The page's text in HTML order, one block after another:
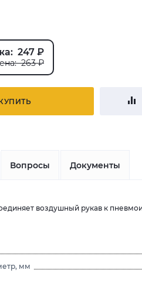
247 ₽
263 ₽
Вопросы Документы
воздушный рукав к
мм